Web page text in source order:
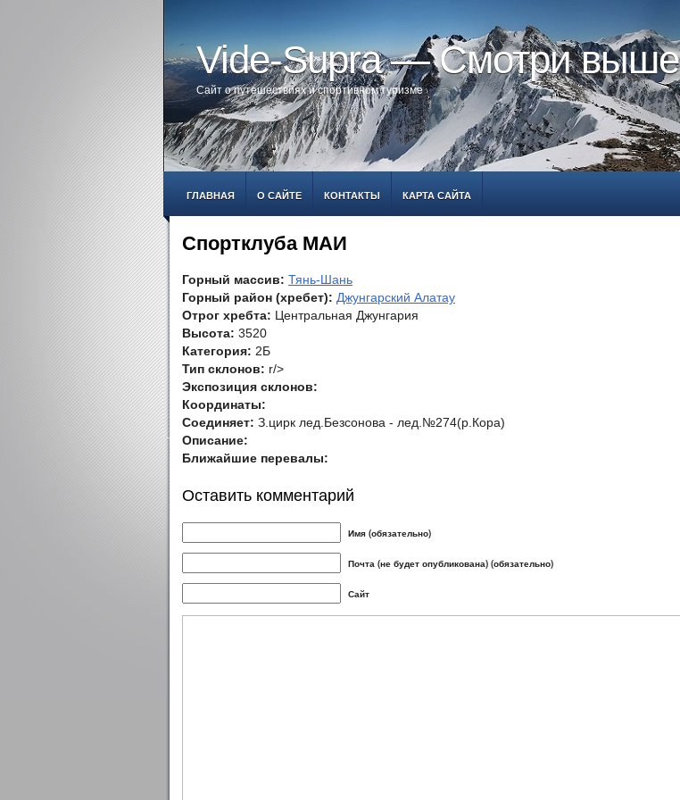
Vide-Supra — Смотри выше
Сайт о путешествиях и спортивном туризме
ГЛАВНАЯ О САЙТЕ КОНТАКТЫ КАРТА САЙТА
Спортклуба МАИ
Горный массив: Тянь-Шань
Горный район (хребет): Джунгарский Алатау
Отрог хребта: Центральная Джунгария
Высота: 3520
Категория: 2Б
Тип склонов: r/>
Экспозиция склонов:
Координаты:
Соединяет: З.цирк лед.Безсонова - лед.№274(р.Кора)
Описание:
Ближайшие перевалы:
Оставить комментарий
Имя (обязательно)
Почта (не будет опубликована) (обязательно)
Сайт